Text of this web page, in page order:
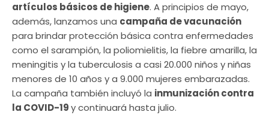
artículos básicos de higiene. A principios de mayo,
además, lanzamos una campaña de vacunación
para brindar protección básica contra enfermedades
como el sarampión, la poliomielitis, la fiebre amarilla, la
meningitis y la tuberculosis a casi 20.000 niños y niñas
menores de 10 años y a 9.000 mujeres embarazadas.
La campaña también incluyó la inmunización contra
la COVID-19y continuará hasta julio.